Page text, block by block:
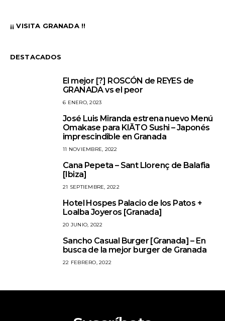
¡¡ VISITA GRANADA !!
DESTACADOS
El mejor [?] ROSCÓN de REYES de
GRANADA vs el peor
6 ENERO, 2023
José Luis Miranda estrena nuevo Menú
Omakase para KIĀTO Sushi – Japonés
imprescindible en Granada
11 NOVIEMBRE, 2022
Cana Pepeta – Sant Llorenç de Balafia
[Ibiza]
21 SEPTIEMBRE, 2022
Hotel Hospes Palacio de los Patos +
Loalba Joyeros [Granada]
20 JUNIO, 2022
Sancho Casual Burger [Granada] – En
busca de la mejor burger de Granada
22 FEBRERO, 2022